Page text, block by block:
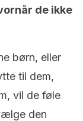
de ikke
børn, eller
til dem,
vil de føle
den